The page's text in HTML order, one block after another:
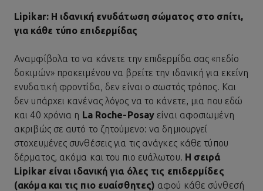
Lipikar: Η ιδανική ενυδάτωση σώματος στο σπίτι,
για κάθε τύπο επιδερμίδας
Αναμφίβολα το να κάνετε την επιδερμίδα σας «πεδίο
δοκιμών» προκειμένου να βρείτε την ιδανική για εκείνη
ενυδατική φροντίδα, δεν είναι ο σωστός τρόπος. Και
δεν υπάρχει κανένας λόγος να το κάνετε, μια που εδώ
και 40 χρόνια η La Roche-Posay είναι αφοσιωμένη
ακριβώς σε αυτό το ζητούμενο: να δημιουργεί
στοχευμένες συνθέσεις για τις ανάγκες κάθε τύπου
δέρματος, ακόμα και του πιο ευάλωτου. Η σειρά
Lipikar είναι ιδανική για όλες τις επιδερμίδες
(ακόμα και τις πιο ευαίσθητες) αφού κάθε σύνθεσή